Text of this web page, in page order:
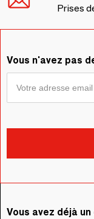
Prises
Vous n'avez pas
Vous avez déjà